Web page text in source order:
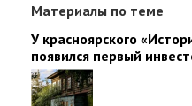
Материалы по теме
У красноярского
появился первый